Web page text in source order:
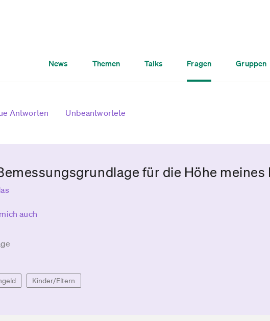
News Themen Talks Fragen Gruppen
Antworten Unbeantwortete
für die Höhe meines
auch
Kinder/Eltern